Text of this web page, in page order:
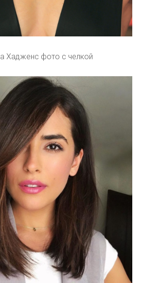
Хадженс фото с челкой